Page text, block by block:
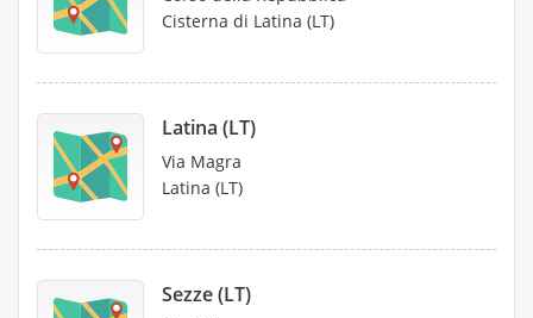
Cisterna di Latina (LT)
Latina (LT)
Via Magra
Latina (LT)
Sezze (LT)